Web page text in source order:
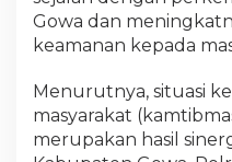
Gowa dan
keamanan kepada
Menurutnya, situasi
masyarakat
merupakan hasil